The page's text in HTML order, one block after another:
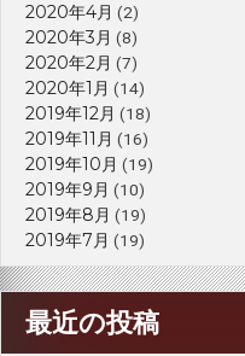
2020年4月 (2)
2020年3月 (8)
2020年2月 (7)
2020年1月 (14)
2019年12月 (18)
2019年11月 (16)
2019年10月 (19)
2019年9月 (10)
2019年8月 (19)
2019年7月 (19)
最近の投稿